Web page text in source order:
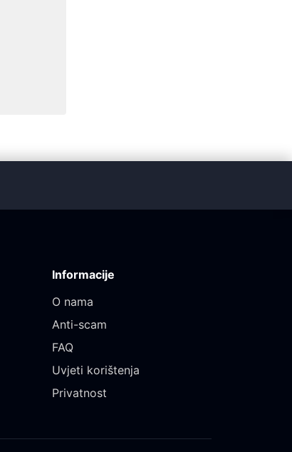
Informacije
O nama
Anti-scam
FAQ
Uvjeti korištenja
Privatnost